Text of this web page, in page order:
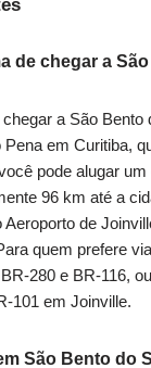
de chegar a
a São Bento
Pena em Curitiba,
pode alugar
96 km até a
de
quem prefere
280 e BR-116,
101 em Joinville.
São Bento do